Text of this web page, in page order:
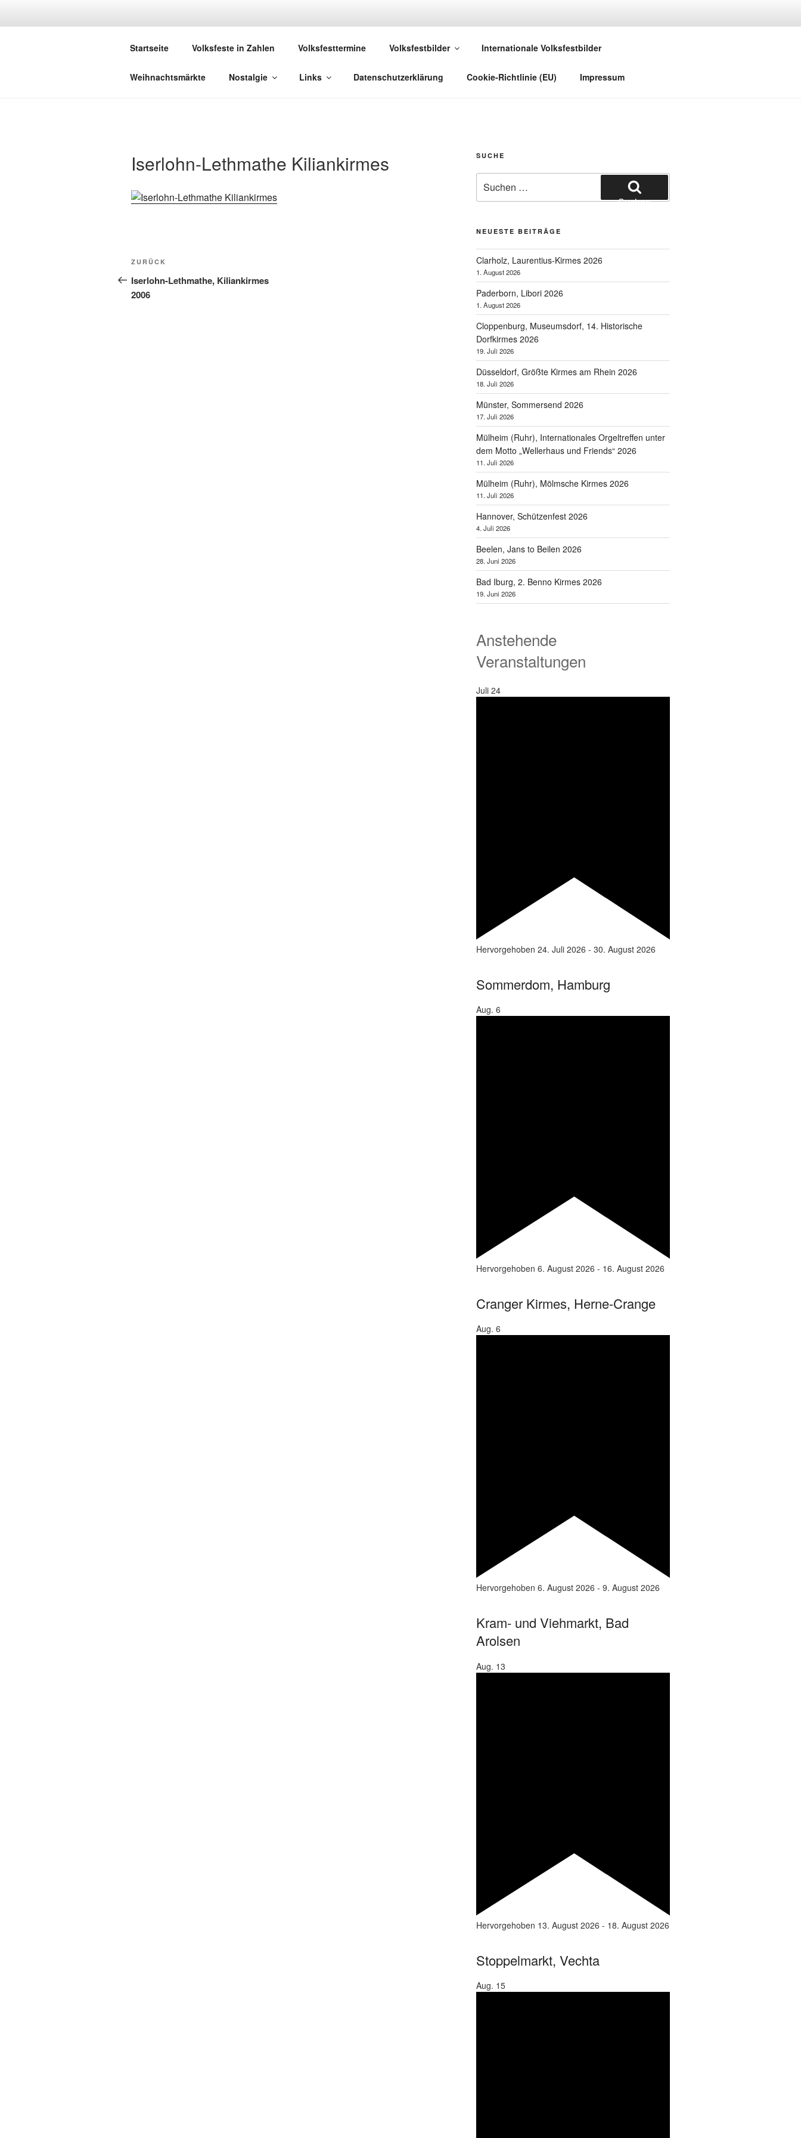
DEUTSCHE VOLKSFESTE
Startseite Volksfeste in Zahlen Volksfesttermine Volksfestbilder Internationale Volksfestbilder
Weihnachtsmärkte Nostalgie Links Datenschutzerklärung Cookie-Richtlinie (EU) Impressum
Iserlohn-Lethmathe Kiliankirmes
Beitragsnavigation
Vorheriger
Beitrag
ZURÜCK
Iserlohn-Lethmathe, Kiliankirmes
2006
SUCHE
nach:
Suchen
NEUESTE BEITRÄGE
Clarholz, Laurentius-Kirmes 2026
1. August 2026
Paderborn, Libori 2026
1. August 2026
Cloppenburg, Museumsdorf, 14. Historische
Dorfkirmes 2026
19. Juli 2026
Düsseldorf, Größte Kirmes am Rhein 2026
18. Juli 2026
Münster, Sommersend 2026
17. Juli 2026
Mülheim (Ruhr), Internationales Orgeltreffen unter
dem Motto „Wellerhaus und Friends“ 2026
11. Juli 2026
Mülheim (Ruhr), Mölmsche Kirmes 2026
11. Juli 2026
Hannover, Schützenfest 2026
4. Juli 2026
Beelen, Jans to Beilen 2026
28. Juni 2026
Bad Iburg, 2. Benno Kirmes 2026
19. Juni 2026
Anstehende
Veranstaltungen
Juli 24
Hervorgehoben 24. Juli 2026 - 30. August 2026
Sommerdom, Hamburg
Aug. 6
Hervorgehoben 6. August 2026 - 16. August 2026
Cranger Kirmes, Herne-Crange
Aug. 6
Hervorgehoben 6. August 2026 - 9. August 2026
Kram- und Viehmarkt, Bad
Arolsen
Aug. 13
Hervorgehoben 13. August 2026 - 18. August 2026
Stoppelmarkt, Vechta
Aug. 15